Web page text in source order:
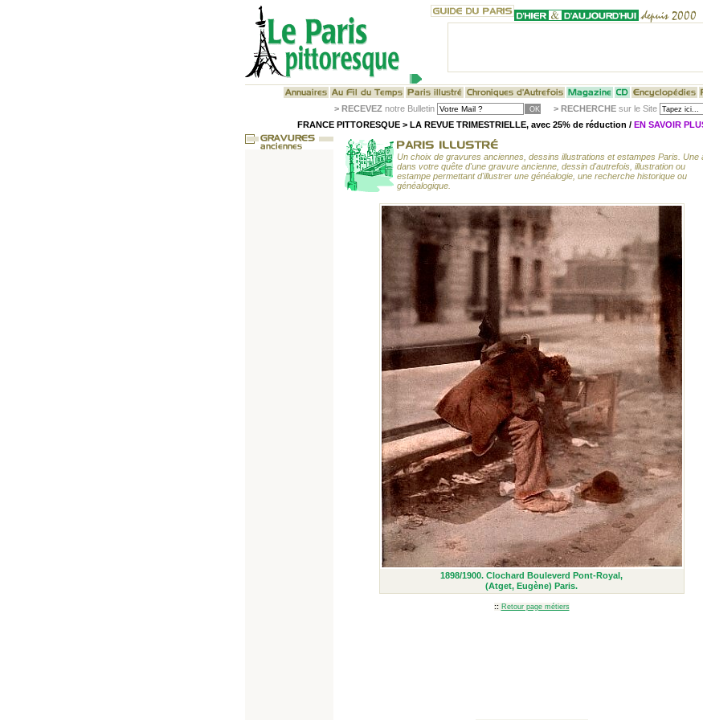
> RECEVEZ notre Bulletin > RECHERCHEsur le Site
FRANCE PITTORESQUE > LA REVUE TRIMESTRIELLE, avec 25% de réduction / EN SAVOIR
Un choix de gravures anciennes, dessins illustrations et estampes Paris. Une
dans votre quête d'une gravure ancienne, dessin d'autrefois, illustration ou
estampe permettant d'illustrer une généalogie, une recherche historique ou
généalogique.
1898/1900. Clochard Bouleverd Pont-Royal,
(Atget, Eugène) Paris.
:: Retour page métiers